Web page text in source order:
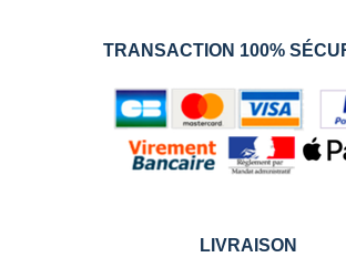
TRANSACTION 100%
LIVRAISON